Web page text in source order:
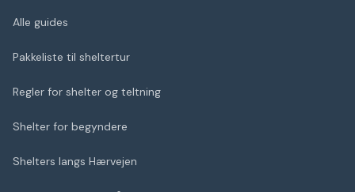
Alle guides
Pakkeliste til sheltertur
Regler for shelter og teltning
Shelter for begyndere
Shelters langs Hærvejen